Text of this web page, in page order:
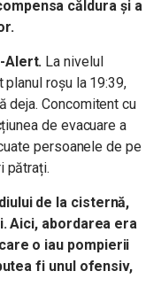
căldura și a
Alert. La nivelul
roșu la 19:39,
deja. Concomitent cu
de evacuare a
persoanele de pe
pătrați.
de la cisternă,
Aici, abordarea era
o iau pompierii
fi unul ofensiv,